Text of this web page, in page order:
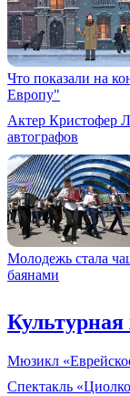
Что показали на
Европу"
Актер Кристофер
автографов
Молодежь стала
баянами
Мюзикл
Спектакль